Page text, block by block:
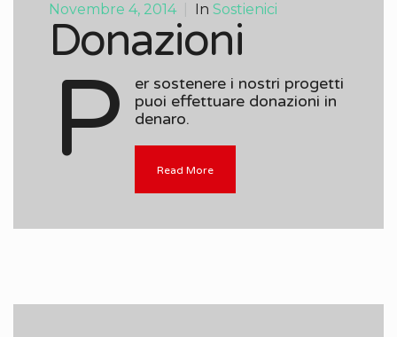
Novembre 4, 2014 In Sostienici
Donazioni
P
er sostenere i nostri progetti
puoi effettuare donazioni in
denaro.
Read More